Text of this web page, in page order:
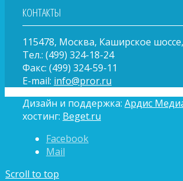
КОНТАКТЫ
115478, Москва, Каширское
Тел.: (499) 324-18-24
Факс: (499) 324-59-11
E-mail: info@pror.ru
Дизайн и поддержка: Ардис
хостинг: Beget.ru
Facebook
Mail
Scroll to top